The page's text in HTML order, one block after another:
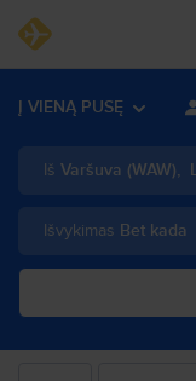
Į VIENĄ PUSĘ
Iš Varšuva (WAW),
Išvykimas Bet kada